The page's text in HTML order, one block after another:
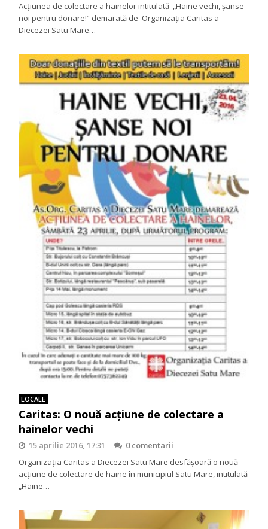
Acțiunea de colectare a hainelor intitulată „Haine vechi, șanse
noi pentru donare!” demarată de Organizația Caritas a
Diecezei Satu Mare…
LOCALE
Caritas: O nouă acțiune de colectare a
hainelor vechi
15 aprilie 2016, 17:31
0 comentarii
Organizaţia Caritas a Diecezei Satu Mare desfășoară o nouă
acţiune de colectare de haine în municipiul Satu Mare, intitulată
„Haine…